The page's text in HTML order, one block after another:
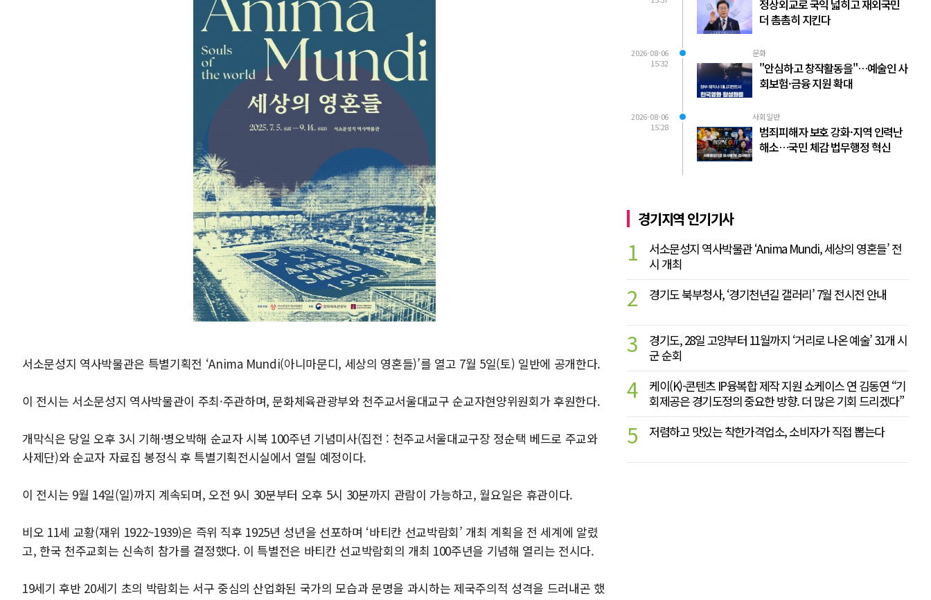
서소문성지 역사박물관은 특별기획전 ‘Anima Mundi(아니마문디, 세상의 영혼들)’를 열고 7월 5일(토) 일반에 공개한다.
이 전시는 서소문성지 역사박물관이 주최·주관하며, 문화체육관광부와 천주교서울대교구 순교자현양위원회가 후원한다.
개막식은 당일 오후 3시 기해·병오박해 순교자 시복 100주년 기념미사(집전 : 천주교서울대교구장 정순택 베드로 주교와
사제단)와 순교자 자료집 봉정식 후 특별기획전시실에서 열릴 예정이다.
이 전시는 9월 14일(일)까지 계속되며, 오전 9시 30분부터 오후 5시 30분까지 관람이 가능하고, 월요일은 휴관이다.
비오 11세 교황(재위 1922~1939)은 즉위 직후 1925년 성년을 선포하며 ‘바티칸 선교박람회’ 개최 계획을 전 세계에 알렸
고, 한국 천주교회는 신속히 참가를 결정했다. 이 특별전은 바티칸 선교박람회의 개최 100주년을 기념해 열리는 전시다.
19세기 후반 20세기 초의 박람회는 서구 중심의 산업화된 국가의 모습과 문명을 과시하는 제국주의적 성격을 드러내곤 했
정상외교로 국익 넓히고 재외국민
더 촘촘히 지킨다
2026-08-06
15:32
문화
"안심하고 창작활동을"…예술인 사
회보험·금융 지원 확대
2026-08-06
15:28
사회일반
범죄피해자 보호 강화·지역 인력난
해소…국민 체감 법무행정 혁신
경기지역 인기기사
1
서소문성지 역사박물관 ‘Anima Mundi, 세상의 영혼들’ 전
시 개최
2 경기도 북부청사, ‘경기천년길 갤러리’ 7월 전시전 안내
3
경기도, 28일 고양부터 11월까지 ‘거리로 나온 예술’ 31개 시
군 순회
4
케이(K)-콘텐츠 IP융복합 제작 지원 쇼케이스 연 김동연 “기
회제공은 경기도정의 중요한 방향. 더 많은 기회 드리겠다”
5 저렴하고 맛있는 착한가격업소, 소비자가 직접 뽑는다